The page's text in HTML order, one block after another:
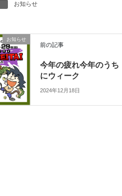
お知らせ
お知らせ
前の記事
今年の疲れ今年のうち
にウィーク
2024年12月18日